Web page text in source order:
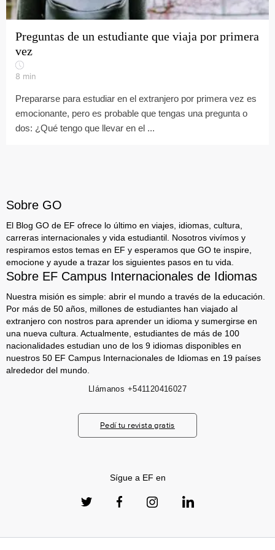
Preguntas de un estudiante que viaja por primera
vez
8 min
Prepararse para estudiar en el extranjero por primera vez es
emocionante, pero es probable que tengas una pregunta o
dos: ¿Qué tengo que llevar en el ...
Sobre GO
El Blog GO de EF ofrece lo último en viajes, idiomas, cultura,
carreras internacionales y vida estudiantil. Nosotros vivímos y
respiramos estos temas en EF y esperamos que GO te inspire,
emocione y ayude a trazar los siguientes pasos en tu vida.
Sobre EF Campus Internacionales de Idiomas
Nuestra misión es simple: abrir el mundo a través de la educación.
Por más de 50 años, millones de estudiantes han viajado al
extranjero con nostros para aprender un idioma y sumergirse en
una nueva cultura. Actualmente, estudiantes de más de 100
nacionalidades estudian uno de los 9 idiomas disponibles en
nuestros 50 EF Campus Internacionales de Idiomas en 19 países
alrededor del mundo.
Llámanos +541120416027
Pedí tu revista gratis
Sígue a EF en